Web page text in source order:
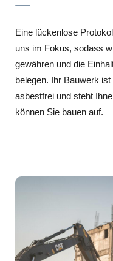
Eine lückenlose
uns im Fokus, sodass
gewähren und die
belegen. Ihr Bauwerk
asbestfrei und steht
können Sie bauen auf.